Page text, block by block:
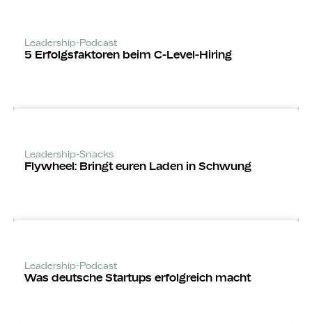
Leadership-Podcast
5 Erfolgsfaktoren beim C-Level-Hiring
Leadership-Snacks
Flywheel: Bringt euren Laden in Schwung
Leadership-Podcast
Was deutsche Startups erfolgreich macht